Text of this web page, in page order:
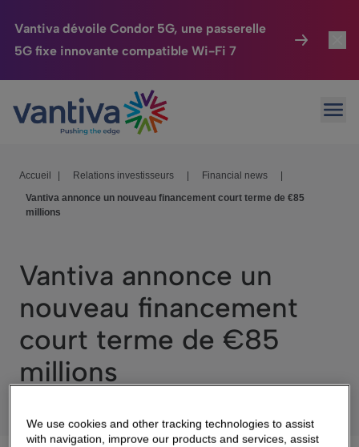
Vantiva dévoile Condor 5G, une passerelle
5G fixe innovante compatible Wi-Fi 7
Passer au contenu principal
Maison Connectée
HomeSight
Entreprise
Relations Investisseurs
Accueil Relations investisseurs Financial news
Vantiva annonce un nouveau financement court terme de €85
millions
Vantiva annonce un
nouveau financement
court terme de €85
millions
We use cookies and other tracking technologies to assist
with navigation, improve our products and services, assist